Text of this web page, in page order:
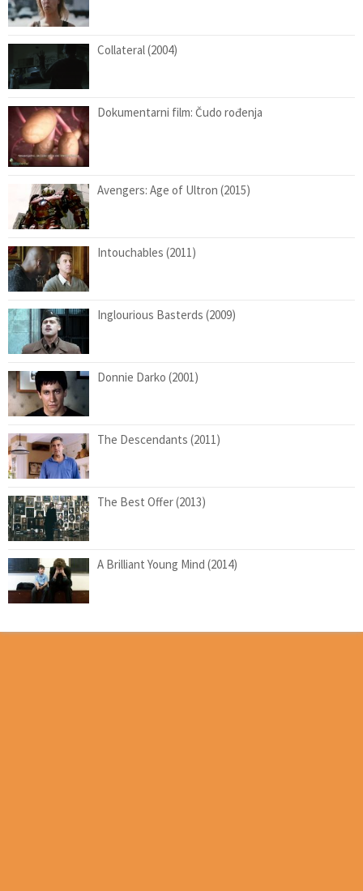
Collateral (2004)
Dokumentarni film: Čudo rođenja
Avengers: Age of Ultron (2015)
Intouchables (2011)
Inglourious Basterds (2009)
Donnie Darko (2001)
The Descendants (2011)
The Best Offer (2013)
A Brilliant Young Mind (2014)